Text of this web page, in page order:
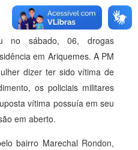
no sábado, 06, drogas
em Ariquemes. A PM
dizer ter sido vítima de
os policiais militares
vítima possuía em seu
em aberto.
bairro Marechal Rondon,